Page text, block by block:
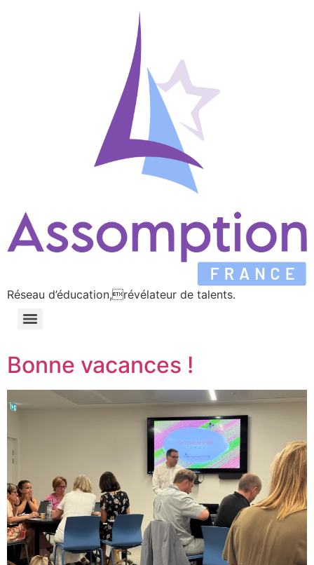
Réseau d’éducation,révélateur de talents.
Bonne vacances !